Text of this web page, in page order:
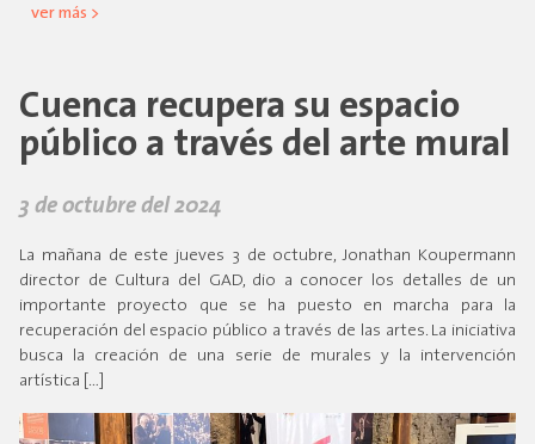
ver más >
Cuenca recupera su espacio
público a través del arte mural
3 de octubre del 2024
La mañana de este jueves 3 de octubre, Jonathan Koupermann
director de Cultura del GAD, dio a conocer los detalles de un
importante proyecto que se ha puesto en marcha para la
recuperación del espacio público a través de las artes. La iniciativa
busca la creación de una serie de murales y la intervención
artística […]